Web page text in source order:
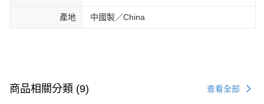
產地 中國製／China
商品相關分類 (9) 查看全部